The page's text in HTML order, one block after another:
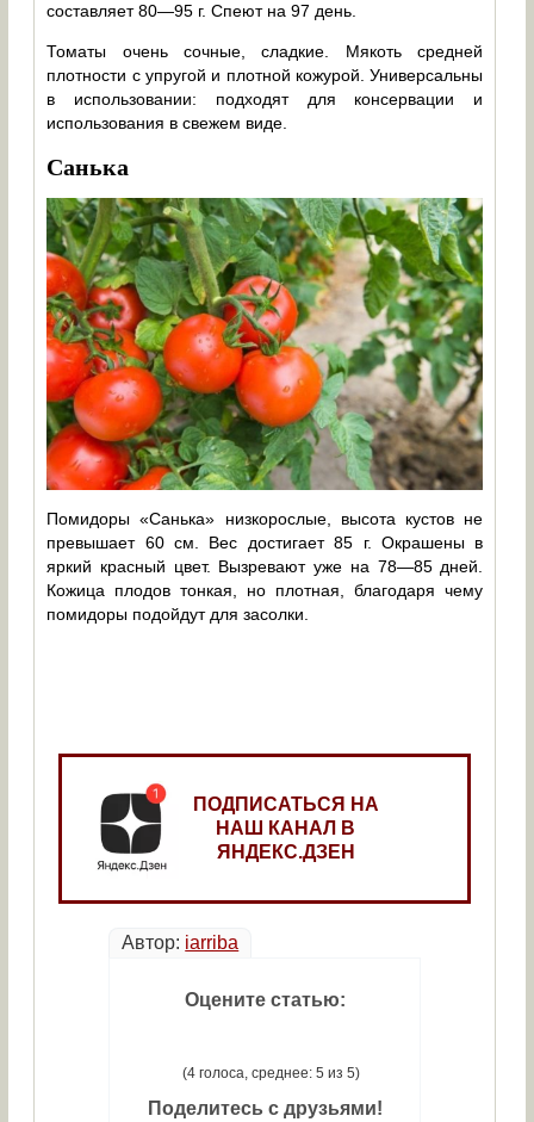
составляет 80—95 г. Спеют на 97 день.
Томаты очень сочные, сладкие. Мякоть средней
плотности с упругой и плотной кожурой. Универсальны
в использовании: подходят для консервации и
использования в свежем виде.
Санька
Помидоры «Санька» низкорослые, высота кустов не
превышает 60 см. Вес достигает 85 г. Окрашены в
яркий красный цвет. Вызревают уже на 78—85 дней.
Кожица плодов тонкая, но плотная, благодаря чему
помидоры подойдут для засолки.
ПОДПИСАТЬСЯ НА
НАШ КАНАЛ В
ЯНДЕКС.ДЗЕН
Автор: iarriba
Оцените статью:
(4 голоса, среднее: 5 из 5)
Поделитесь с друзьями!